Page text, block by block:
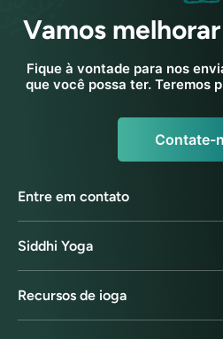
Vamos melhorar
Fique à vontade para nos
que você possa ter. Teremos
Contate-
Entre em contato
Siddhi Yoga
Recursos de ioga